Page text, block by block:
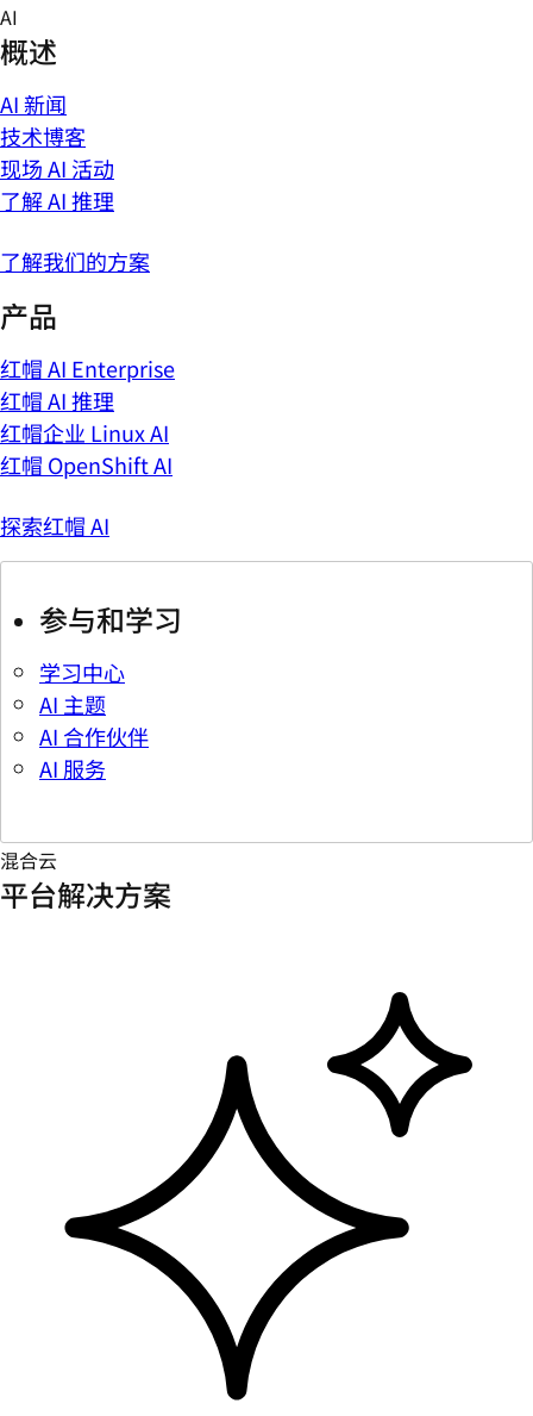
Skip
to
content
AI
概述
AI 新闻
技术博客
现场 AI 活动
了解 AI 推理
了解我们的方案
产品
红帽 AI Enterprise
红帽 AI 推理
红帽企业 Linux AI
红帽 OpenShift AI
探索红帽 AI
参与和学习
学习中心
AI 主题
AI 合作伙伴
AI 服务
混合云
平台解决方案